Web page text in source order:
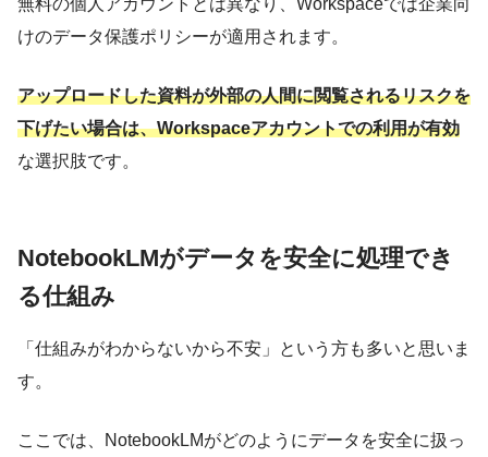
無料の個人アカウントとは異なり、Workspaceでは企業向
けのデータ保護ポリシーが適用されます。
アップロードした資料が外部の人間に閲覧されるリスクを
下げたい場合は、Workspaceアカウントでの利用が有効
な選択肢です。
NotebookLMがデータを安全に処理でき
る仕組み
「仕組みがわからないから不安」という方も多いと思いま
す。
ここでは、NotebookLMがどのようにデータを安全に扱っ